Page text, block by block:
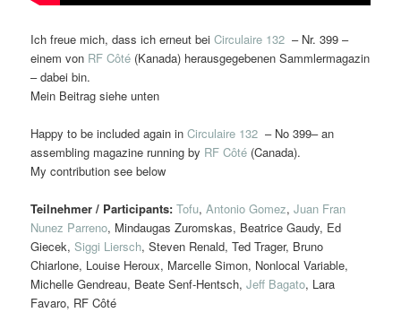
Ich freue mich, dass ich erneut beiCirculaire 132 – Nr. 399 –
einem von RF Côté (Kanada) herausgegebenen Sammlermagazin
– dabei bin.
Mein Beitrag siehe unten
Happy to be included again inCirculaire 132 – No 399– an
assembling magazine running by RF Côté (Canada).
My contribution see below
Teilnehmer / Participants: Tofu,Antonio Gomez,Juan Fran
Nunez Parreno, Mindaugas Zuromskas, Beatrice Gaudy, Ed
Giecek,Siggi Liersch, Steven Renald, Ted Trager, Bruno
Chiarlone, Louise Heroux, Marcelle Simon, Nonlocal Variable,
Michelle Gendreau, Beate Senf-Hentsch,Jeff Bagato, Lara
Favaro, RF Côté